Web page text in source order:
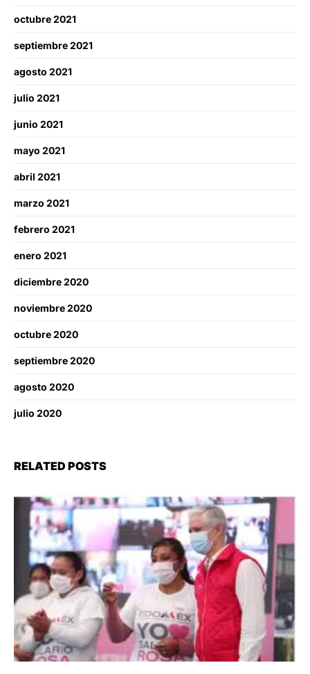
octubre 2021
septiembre 2021
agosto 2021
julio 2021
junio 2021
mayo 2021
abril 2021
marzo 2021
febrero 2021
enero 2021
diciembre 2020
noviembre 2020
octubre 2020
septiembre 2020
agosto 2020
julio 2020
RELATED POSTS